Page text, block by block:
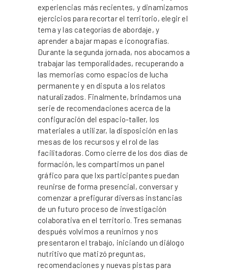
experiencias más recientes, y dinamizamos
ejercicios para recortar el territorio, elegir el
tema y las categorías de abordaje, y
aprender a bajar mapas e iconografías.
Durante la segunda jornada, nos abocamos a
trabajar las temporalidades, recuperando a
las memorias como espacios de lucha
permanente y en disputa a los relatos
naturalizados. Finalmente, brindamos una
serie de recomendaciones acerca de la
configuración del espacio-taller, los
materiales a utilizar, la disposición en las
mesas de los recursos y el rol de las
facilitadoras. Como cierre de los dos días de
formación, les compartimos un panel
gráfico para que lxs participantes puedan
reunirse de forma presencial, conversar y
comenzar a prefigurar diversas instancias
de un futuro proceso de investigación
colaborativa en el territorio. Tres semanas
después volvimos a reunirnos y nos
presentaron el trabajo, iniciando un diálogo
nutritivo que matizó preguntas,
recomendaciones y nuevas pistas para